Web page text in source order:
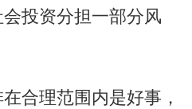
投资分担一部分风
理范围内是好事，